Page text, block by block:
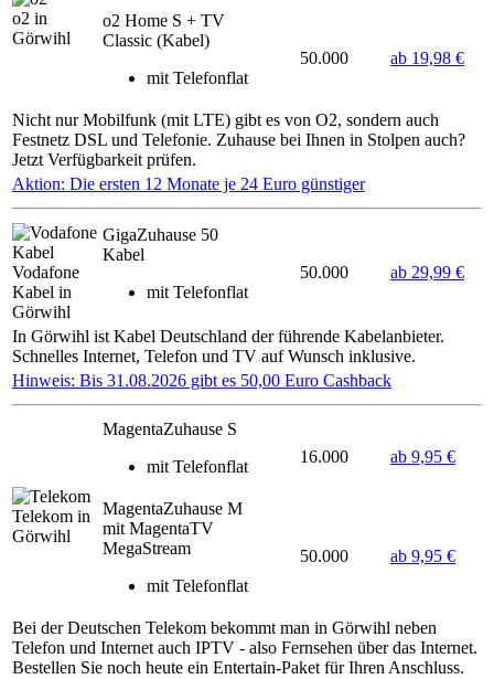
o2 in
Görwihl
o2 Home S + TV
Classic (Kabel)
mit Telefonflat
50.000 ab 19,98 €
Nicht nur Mobilfunk (mit LTE) gibt es von O2, sondern auch
Festnetz DSL und Telefonie. Zuhause bei Ihnen in Stolpen auch?
Jetzt Verfügbarkeit prüfen.
Aktion: Die ersten 12 Monate je 24 Euro günstiger
Vodafone
Kabel in
Görwihl
GigaZuhause 50
Kabel
mit Telefonflat
50.000 ab 29,99 €
In Görwihl ist Kabel Deutschland der führende Kabelanbieter.
Schnelles Internet, Telefon und TV auf Wunsch inklusive.
Hinweis: Bis 31.08.2026 gibt es 50,00 Euro Cashback
Telekom in
Görwihl
MagentaZuhause S
mit Telefonflat
16.000 ab 9,95 €
MagentaZuhause M
mit MagentaTV
MegaStream
mit Telefonflat
50.000 ab 9,95 €
Bei der Deutschen Telekom bekommt man in Görwihl neben
Telefon und Internet auch IPTV - also Fernsehen über das Internet.
Bestellen Sie noch heute ein Entertain-Paket für Ihren Anschluss.